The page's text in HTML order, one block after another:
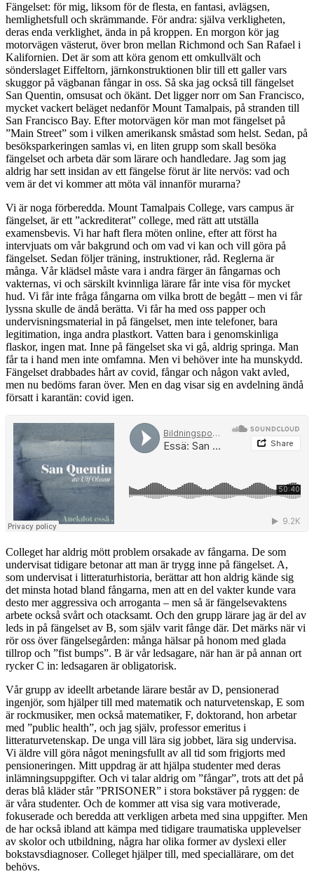
Fängelset: för mig, liksom för de flesta, en fantasi, avlägsen,
hemlighetsfull och skrämmande. För andra: själva verkligheten,
deras enda verklighet, ända in på kroppen. En morgon kör jag
motorvägen västerut, över bron mellan Richmond och San Rafael i
Kalifornien. Det är som att köra genom ett omkullvält och
sönderslaget Eiffeltorn, järnkonstruktionen blir till ett galler vars
skuggor på vägbanan fångar in oss. Så ska jag också till fängelset
San Quentin, omsusat och ökänt. Det ligger norr om San Francisco,
mycket vackert beläget nedanför Mount Tamalpais, på stranden till
San Francisco Bay. Efter motorvägen kör man mot fängelset på
”Main Street” som i vilken amerikansk småstad som helst. Sedan, på
besöksparkeringen samlas vi, en liten grupp som skall besöka
fängelset och arbeta där som lärare och handledare. Jag som jag
aldrig har sett insidan av ett fängelse förut är lite nervös: vad och
vem är det vi kommer att möta väl innanför murarna?
Vi är noga förberedda. Mount Tamalpais College, vars campus är
fängelset, är ett ”ackrediterat” college, med rätt att utställa
examensbevis. Vi har haft flera möten online, efter att först ha
intervjuats om vår bakgrund och om vad vi kan och vill göra på
fängelset. Sedan följer träning, instruktioner, råd. Reglerna är
många. Vår klädsel måste vara i andra färger än fångarnas och
vakternas, vi och särskilt kvinnliga lärare får inte visa för mycket
hud. Vi får inte fråga fångarna om vilka brott de begått – men vi får
lyssna skulle de ändå berätta. Vi får ha med oss papper och
undervisningsmaterial in på fängelset, men inte telefoner, bara
legitimation, inga andra plastkort. Vatten bara i genomskinliga
flaskor, ingen mat. Inne på fängelset ska vi gå, aldrig springa. Man
får ta i hand men inte omfamna. Men vi behöver inte ha munskydd.
Fängelset drabbades hårt av covid, fångar och någon vakt avled,
men nu bedöms faran över. Men en dag visar sig en avdelning ändå
försatt i karantän: covid igen.
Colleget har aldrig mött problem orsakade av fångarna. De som
undervisat tidigare betonar att man är trygg inne på fängelset. A,
som undervisat i litteraturhistoria, berättar att hon aldrig kände sig
det minsta hotad bland fångarna, men att en del vakter kunde vara
desto mer aggressiva och arroganta – men så är fängelsevaktens
arbete också svårt och otacksamt. Och den grupp lärare jag är del av
leds in på fängelset av B, som själv varit fånge där. Det märks när vi
rör oss över fängelsegården: många hälsar på honom med glada
tillrop och ”fist bumps”. B är vår ledsagare, när han är på annan ort
rycker C in: ledsagaren är obligatorisk.
Vår grupp av ideellt arbetande lärare består av D, pensionerad
ingenjör, som hjälper till med matematik och naturvetenskap, E som
är rockmusiker, men också matematiker, F, doktorand, hon arbetar
med ”public health”, och jag själv, professor emeritus i
litteraturvetenskap. De unga vill lära sig jobbet, lära sig undervisa.
Vi äldre vill göra något meningsfullt av all tid som frigjorts med
pensioneringen. Mitt uppdrag är att hjälpa studenter med deras
inlämningsuppgifter. Och vi talar aldrig om ”fångar”, trots att det på
deras blå kläder står ”PRISONER” i stora bokstäver på ryggen: de
är våra studenter. Och de kommer att visa sig vara motiverade,
fokuserade och beredda att verkligen arbeta med sina uppgifter. Men
de har också ibland att kämpa med tidigare traumatiska upplevelser
av skolor och utbildning, några har olika former av dyslexi eller
bokstavsdiagnoser. Colleget hjälper till, med speciallärare, om det
behövs.